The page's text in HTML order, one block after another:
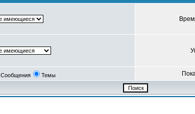
Сообщения Темы